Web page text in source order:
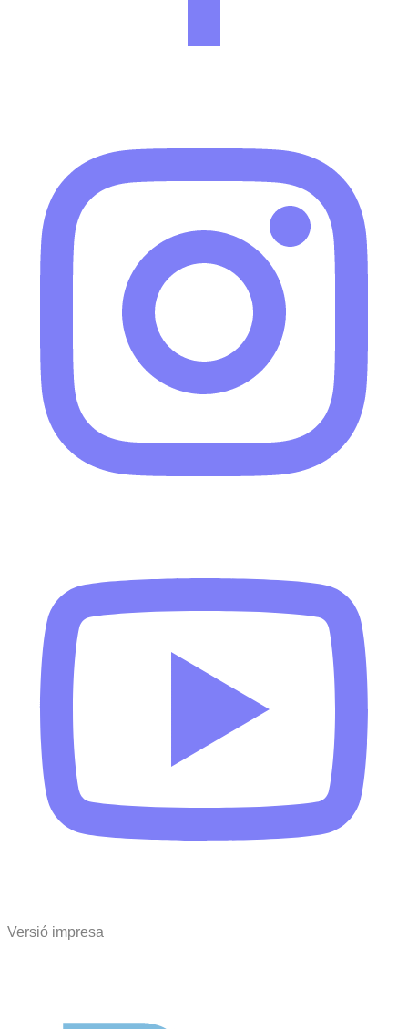
Versió impresa